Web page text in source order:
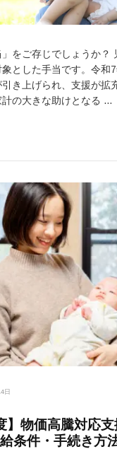
」をご存じでしょうか？
とした手当です。令和
き上げられ、支援が拡
の大きな助けとなる …
日
】物価高騰対応
条件・手続き方